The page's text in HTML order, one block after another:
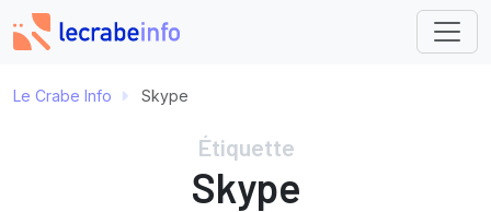
Le Crabe Info Skype
Étiquette
Skype